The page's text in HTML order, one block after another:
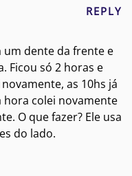
REPLY
um dente da frente e
Ficou só 2 horas e
as 10hs já
hora colei novamente
O que fazer? Ele usa
do lado.